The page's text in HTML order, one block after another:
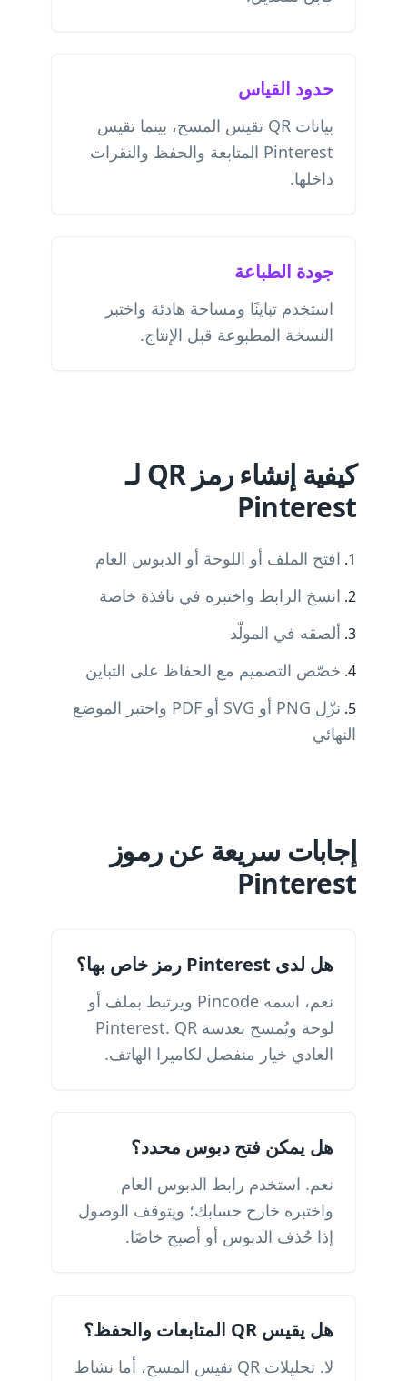
حدود القياس
بيانات QR تقيس المسح، بينما تقيس
Pinterest المتابعة والحفظ والنقرات
داخلها.
جودة الطباعة
استخدم تباينًا ومساحة هادئة واختبر
النسخة المطبوعة قبل الإنتاج.
كيفية إنشاء رمز QR لـ
Pinterest
افتح الملف أو اللوحة أو الدبوس العام
انسخ الرابط واختبره في نافذة خاصة
ألصقه في المولّد
خصّص التصميم مع الحفاظ على التباين
نزّل PNG أو SVG أو PDF واختبر الموضع
النهائي
إجابات سريعة عن رموز
Pinterest
هل لدى Pinterest رمز خاص بها؟
نعم، اسمه Pincode ويرتبط بملف أو
لوحة ويُمسح بعدسة Pinterest. QR
العادي خيار منفصل لكاميرا الهاتف.
هل يمكن فتح دبوس محدد؟
نعم. استخدم رابط الدبوس العام
واختبره خارج حسابك؛ ويتوقف الوصول
إذا حُذف الدبوس أو أصبح خاصًا.
هل يقيس QR المتابعات والحفظ؟
لا. تحليلات QR تقيس المسح، أما نشاط